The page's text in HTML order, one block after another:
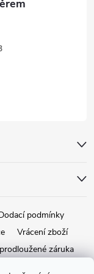
podmínky
Vrácení zboží
záruka